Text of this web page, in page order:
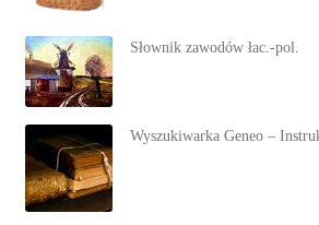
Słownik zawodów łac.-pol.
Wyszukiwarka Geneo –